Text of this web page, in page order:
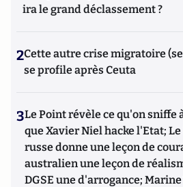
ira le grand déclassement ?
2Cette autre crise migratoire
se profile après Ceuta
3Le Point révèle ce qu'on sniffe
que Xavier Niel hacke l'Etat;
russe donne une leçon de
australien une leçon de
DGSE une d'arrogance;